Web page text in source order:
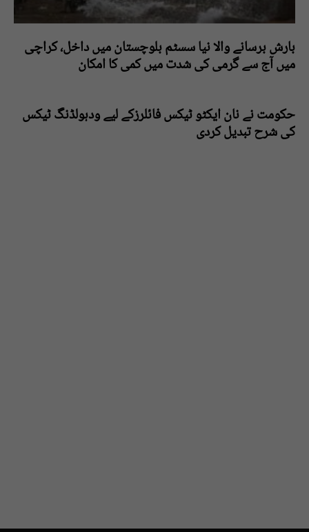
بارش برسانے والا نیا سسٹم بلوچستان میں داخل، کراچی
میں آج سے گرمی کی شدت میں کمی کا امکان
حکومت نے نان ایکٹو ٹیکس فائلرزکے لیے ودہولڈنگ ٹیکس
کی شرح تبدیل کردی